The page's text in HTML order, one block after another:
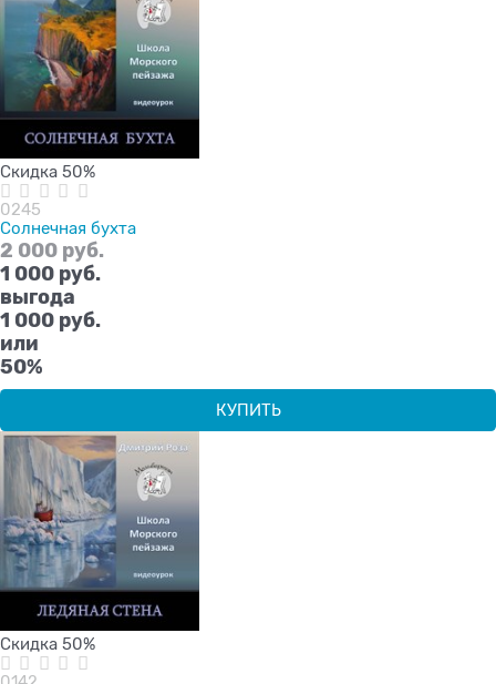
Скидка 50%
0245
Солнечная бухта
2 000 руб.
1 000 руб.
выгода
1 000 руб.
или
50%
КУПИТЬ
Скидка 50%